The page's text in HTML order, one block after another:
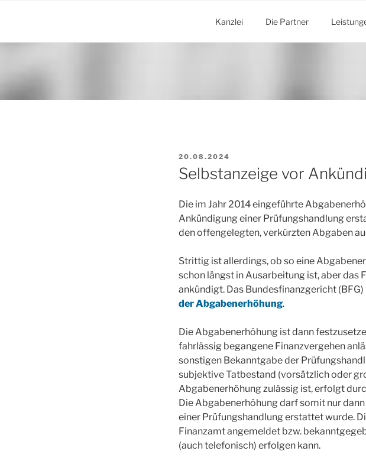
Kanzlei Die Partner
VERÖFFENTLICHT
AM
20.08.2024
Selbstanzeige vor
Die im Jahr 2014 eingeführte
Ankündigung einer Prüfungshandlung
den offengelegten, verkürzten Abgaben
Strittig ist allerdings, ob so eine
schon längst in Ausarbeitung ist, aber das
ankündigt. Das Bundesfinanzgericht
der Abgabenerhöhung.
Die Abgabenerhöhung ist dann
fahrlässig begangene Finanzvergehen
sonstigen Bekanntgabe der
subjektive Tatbestand (vorsätzlich oder
Abgabenerhöhung zulässig ist, erfolgt
Die Abgabenerhöhung darf somit nur
einer Prüfungshandlung erstattet wurde.
Finanzamt angemeldet bzw.
(auch telefonisch) erfolgen kann.